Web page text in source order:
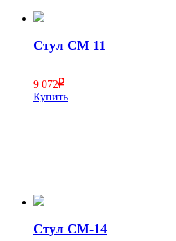
Стул СМ 11
9 072
Купить
Стул СМ-14